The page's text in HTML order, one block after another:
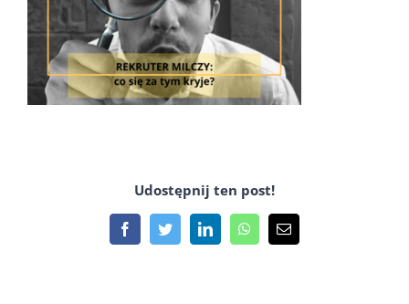
Udostępnij ten post!
FacebookTwitterLinkedInWhatsApp
Email